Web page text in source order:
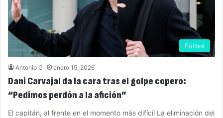
Fútbol
Antonio G enero 15, 2026
Dani Carvajal da la cara tras el golpe copero:
“Pedimos perdón a la afición”
El capitán, al frente en el momento más difícil La eliminación del